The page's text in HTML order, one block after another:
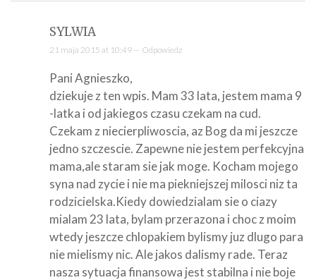
SYLWIA
21 maja 2015 at 10:49 — Odpowiedz
Pani Agnieszko,
dziekuje z ten wpis. Mam 33 lata, jestem mama 9
-latka i od jakiegos czasu czekam na cud.
Czekam z niecierpliwoscia, az Bog da mi jeszcze
jedno szczescie. Zapewne nie jestem perfekcyjna
mama,ale staram sie jak moge. Kocham mojego
syna nad zycie i nie ma piekniejszej milosci niz ta
rodzicielska.Kiedy dowiedzialam sie o ciazy
mialam 23 lata, bylam przerazona i choc z moim
wtedy jeszcze chlopakiem bylismy juz dlugo para
nie mielismy nic. Ale jakos dalismy rade. Teraz
nasza sytuacja finansowa jest stabilna i nie boje